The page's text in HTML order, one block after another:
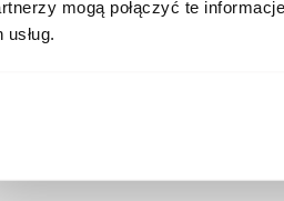
mogą połączyć te
usług.